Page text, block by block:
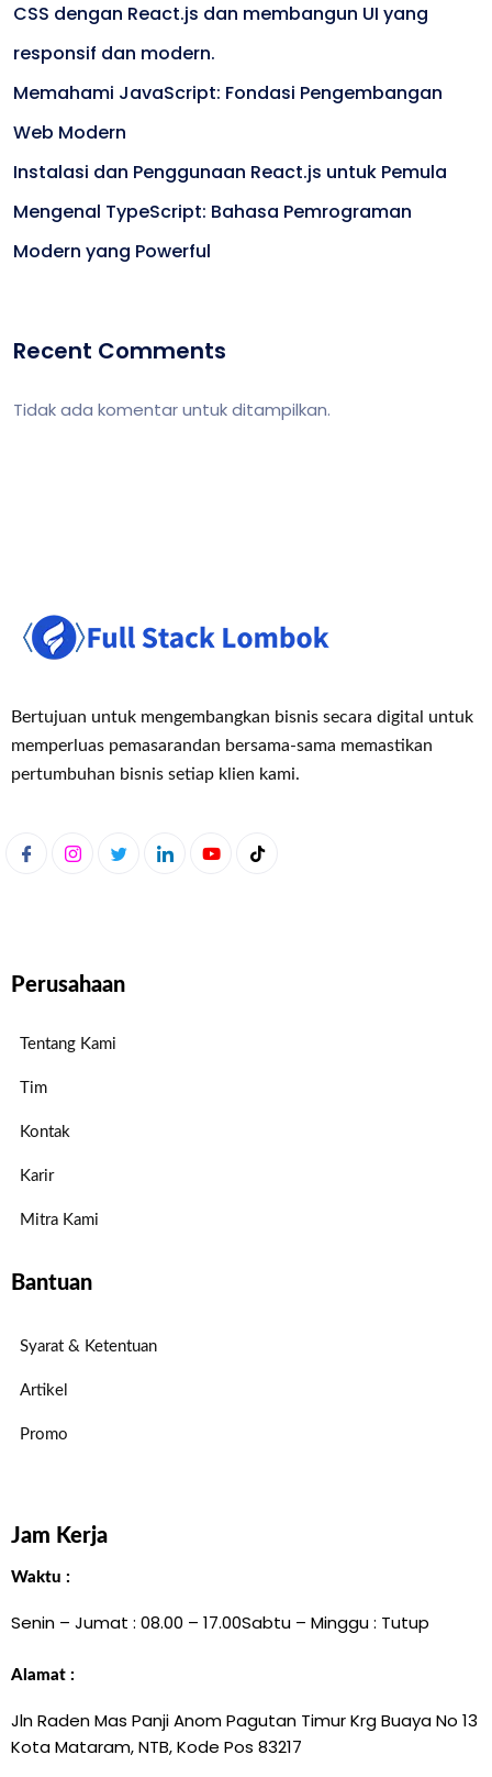
CSS dengan React.js dan membangun UI yang
responsif dan modern.
Memahami JavaScript: Fondasi Pengembangan
Web Modern
Instalasi dan Penggunaan React.js untuk Pemula
Mengenal TypeScript: Bahasa Pemrograman
Modern yang Powerful
Recent Comments
Tidak ada komentar untuk ditampilkan.
Bertujuan untuk mengembangkan bisnis secara digital untuk
memperluas pemasarandan bersama-sama memastikan
pertumbuhan bisnis setiap klien kami.
Perusahaan
Tentang Kami
Tim
Kontak
Karir
Mitra Kami
Bantuan
Syarat & Ketentuan
Artikel
Promo
Jam Kerja
Waktu :
Senin – Jumat : 08.00 – 17.00Sabtu – Minggu : Tutup
Alamat :
Jln Raden Mas Panji Anom Pagutan Timur Krg Buaya No 13
Kota Mataram, NTB, Kode Pos 83217